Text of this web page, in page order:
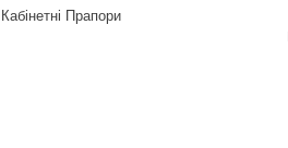
Кабінетні Прапори